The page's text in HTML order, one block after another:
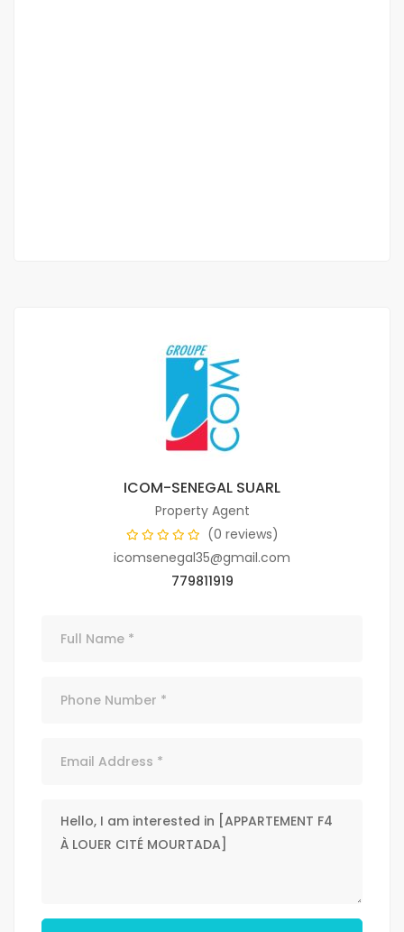
ICOM-SENEGAL SUARL
Property Agent
(0 reviews)
icomsenegal35@gmail.com
779811919